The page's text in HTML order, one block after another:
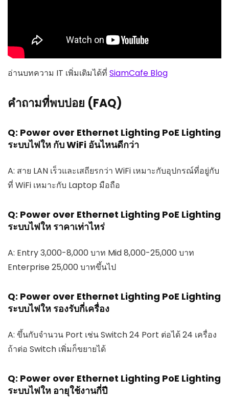
อ่านบทความ IT เพิ่มเติมได้ที่ SiamCafe Blog
คำถามที่พบบ่อย (FAQ)
Q: Power over Ethernet Lighting PoE Lighting
ระบบไฟให กับ WiFi อันไหนดีกว่า
A: สาย LAN เร็วและเสถียรกว่า WiFi เหมาะกับอุปกรณ์ที่อยู่กับ
ที่ WiFi เหมาะกับ Laptop มือถือ
Q: Power over Ethernet Lighting PoE Lighting
ระบบไฟให ราคาเท่าไหร่
A: Entry 3,000-8,000 บาท Mid 8,000-25,000 บาท
Enterprise 25,000 บาทขึ้นไป
Q: Power over Ethernet Lighting PoE Lighting
ระบบไฟให รองรับกี่เครื่อง
A: ขึ้นกับจำนวน Port เช่น Switch 24 Port ต่อได้ 24 เครื่อง
ถ้าต่อ Switch เพิ่มก็ขยายได้
Q: Power over Ethernet Lighting PoE Lighting
ระบบไฟให อายุใช้งานกี่ปี